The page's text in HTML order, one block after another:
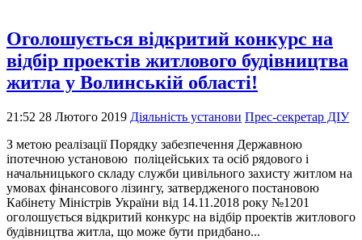
Оголошується відкритий конкурс на
відбір проектів житлового будівництва
житла у Волинській області!
21:52 28 Лютого 2019 Діяльність установи Прес-секретар ДІУ
З метою реалізації Порядку забезпечення Державною
іпотечною установою поліцейських та осіб рядового і
начальницького складу служби цивільного захисту житлом на
умовах фінансового лізингу, затвердженого постановою
Кабінету Міністрів України від 14.11.2018 року №1201
оголошується відкритий конкурс на відбір проектів житлового
будівництва житла, що може бути придбано...